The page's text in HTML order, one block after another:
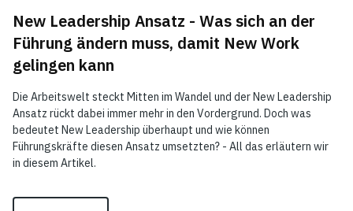
New Leadership Ansatz - Was sich an der
Führung ändern muss, damit New Work
gelingen kann
Die Arbeitswelt steckt Mitten im Wandel und der New Leadership
Ansatz rückt dabei immer mehr in den Vordergrund. Doch was
bedeutet New Leadership überhaupt und wie können
Führungskräfte diesen Ansatz umsetzten? - All das erläutern wir
in diesem Artikel.